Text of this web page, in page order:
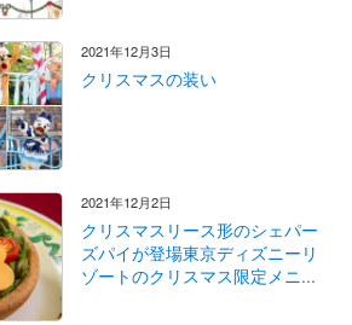
2021年12月3日
クリスマスの装い
2021年12月2日
クリスマスリース形のシェパー
ズパイが登場東京ディズニーリ
ゾートのクリスマス限定メニ...